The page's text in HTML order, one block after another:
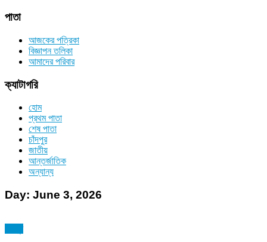
পাতা
আজকের পত্রিকা
বিজ্ঞাপন তলিকা
আমাদের পরিবার
ক্যাটাগরি
হোম
প্রথম পাতা
শেষ পাতা
চাঁদপুর
জাতীয়
আন্তর্জাতিক
অন্যান্য
Day: June 3, 2026